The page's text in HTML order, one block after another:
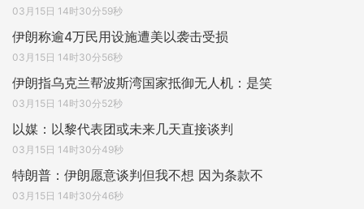
03月15日 14时30分59秒
伊朗称逾4万民用设施遭美以袭击受损
03月15日 14时30分56秒
伊朗指乌克兰帮波斯湾国家抵御无人机：是笑
03月15日 14时30分52秒
以媒：以黎代表团或未来几天直接谈判
03月15日 14时30分49秒
特朗普：伊朗愿意谈判但我不想 因为条款不
03月15日 14时30分46秒